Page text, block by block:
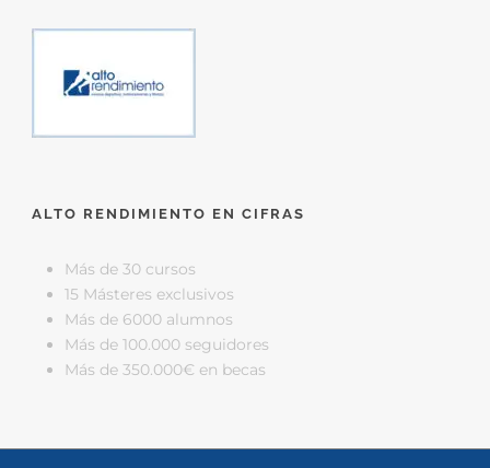
ALTO RENDIMIENTO EN CIFRAS
Más de 30 cursos
15 Másteres exclusivos
Más de 6000 alumnos
Más de 100.000 seguidores
Más de 350.000€ en becas